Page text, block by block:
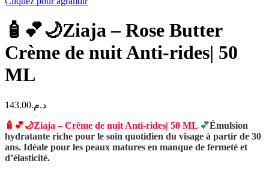
🧴💕🌙Ziaja – Rose Butter
Crème de nuit Anti-rides| 50
ML
د.م.143.00
🧴💕🌙Ziaja – Crème de nuit Anti-rides| 50 ML 💕Émulsion
hydratante riche pour le soin quotidien du visage à partir de 30
ans. Idéale pour les peaux matures en manque de fermeté et
d’élasticité.